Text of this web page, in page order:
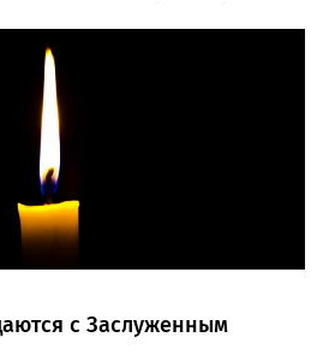
с Заслуженным